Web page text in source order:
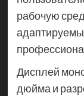
рабочую
Дисплей
дюйма и